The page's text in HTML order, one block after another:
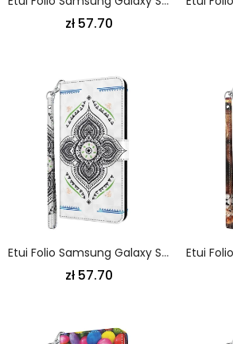
zł 57.70
Etui Folio Samsung Galaxy S21 Ultra 5G Ciemnoniebieski Biały Mandala Z Punktami Świetlnymi Z Paskiem
zł 57.70